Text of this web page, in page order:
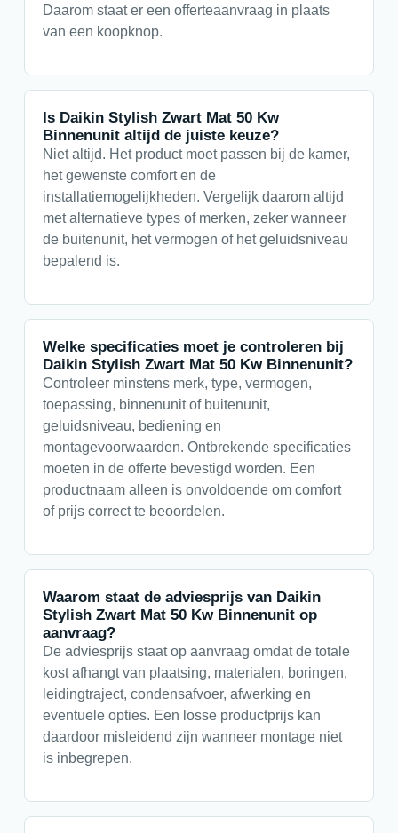
Daarom staat er een offerteaanvraag in plaats
van een koopknop.
Is Daikin Stylish Zwart Mat 50 Kw
Binnenunit altijd de juiste keuze?
Niet altijd. Het product moet passen bij de kamer,
het gewenste comfort en de
installatiemogelijkheden. Vergelijk daarom altijd
met alternatieve types of merken, zeker wanneer
de buitenunit, het vermogen of het geluidsniveau
bepalend is.
Welke specificaties moet je controleren bij
Daikin Stylish Zwart Mat 50 Kw Binnenunit?
Controleer minstens merk, type, vermogen,
toepassing, binnenunit of buitenunit,
geluidsniveau, bediening en
montagevoorwaarden. Ontbrekende specificaties
moeten in de offerte bevestigd worden. Een
productnaam alleen is onvoldoende om comfort
of prijs correct te beoordelen.
Waarom staat de adviesprijs van Daikin
Stylish Zwart Mat 50 Kw Binnenunit op
aanvraag?
De adviesprijs staat op aanvraag omdat de totale
kost afhangt van plaatsing, materialen, boringen,
leidingtraject, condensafvoer, afwerking en
eventuele opties. Een losse productprijs kan
daardoor misleidend zijn wanneer montage niet
is inbegrepen.